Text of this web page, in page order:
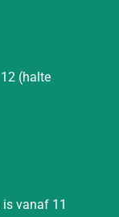
(halte
is vanaf 11